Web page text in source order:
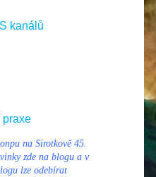
kanálů
praxe
na Sirotkově 45.
zde na blogu a v
lze odebírat